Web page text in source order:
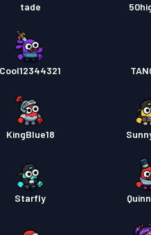
tade
Cool12344321
KingBlue18
Starfly